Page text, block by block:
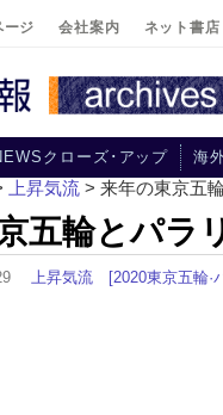
ージ 会社案内 ネット書店
クローズ･アップ 海
上昇気流 > 来年の東京五
五輪とパ
上昇気流 [2020東京五輪·